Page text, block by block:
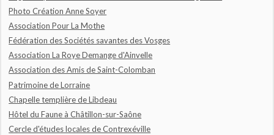
Photo Création Anne Soyer
Association Pour La Mothe
Fédération des Sociétés savantes des Vosges
Association La Roye Demange d'Ainvelle
Association des Amis de Saint-Colomban
Patrimoine de Lorraine
Chapelle templière de Libdeau
Hôtel du Faune à Châtillon-sur-Saône
Cercle d'études locales de Contrexéville